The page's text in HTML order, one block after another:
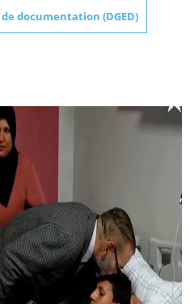
documentation (DGED)